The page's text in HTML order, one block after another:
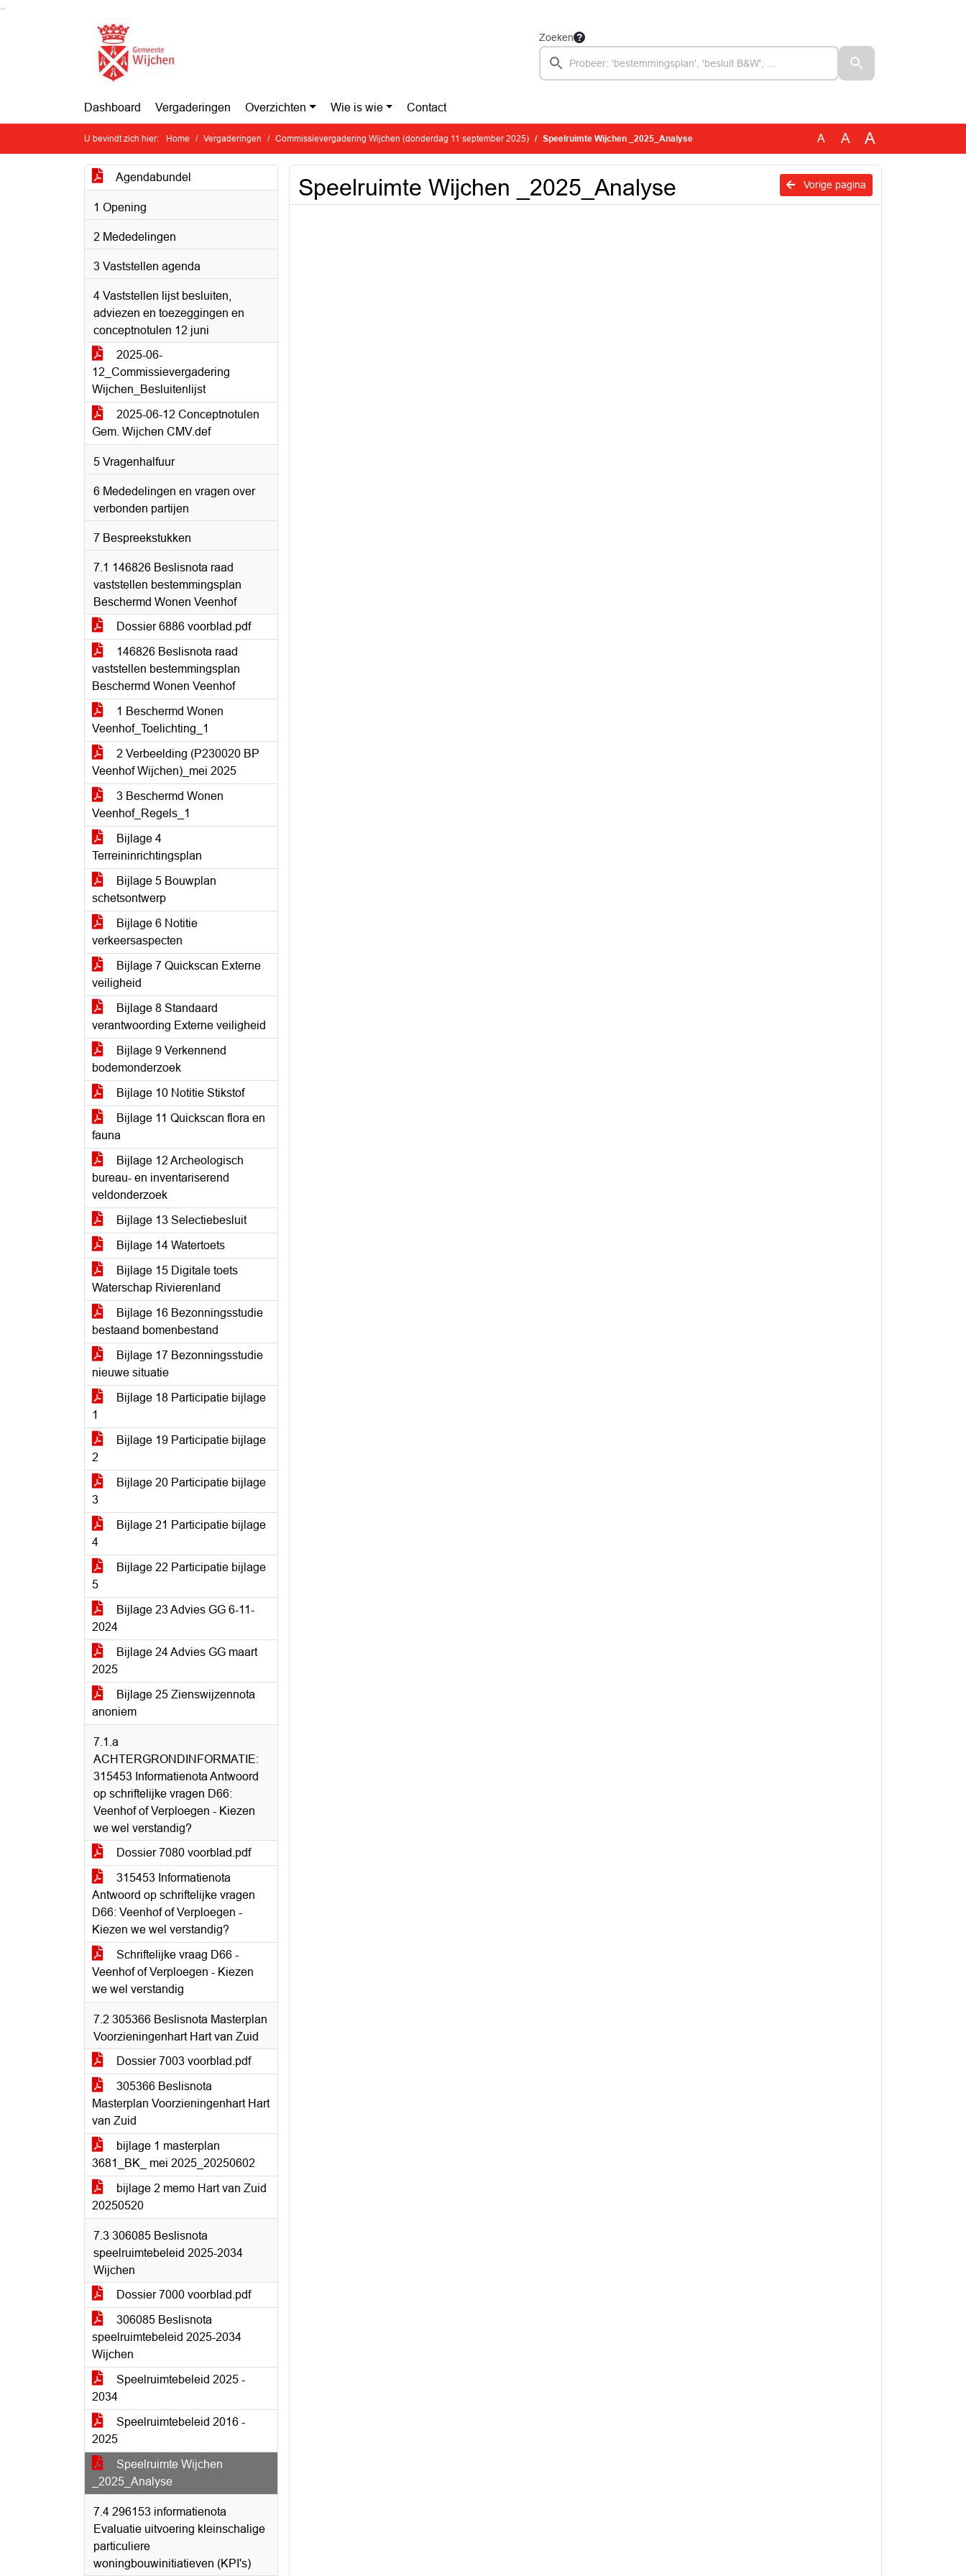
Ga naar de inhoud van deze pagina
Zoeken
Dashboard Vergaderingen Overzichten Wie is wie Contact
U bevindt zich hier: Home Vergaderingen Commissievergadering Wijchen (donderdag 11 september 2025) Speelruimte Wijchen _2025_Analyse A A A
Agendabundel
1 Opening
2 Mededelingen
3 Vaststellen agenda
4 Vaststellen lijst besluiten,
adviezen en toezeggingen en
conceptnotulen 12 juni
2025-06-
12_Commissievergadering
Wijchen_Besluitenlijst
2025-06-12 Conceptnotulen
Gem. Wijchen CMV.def
5 Vragenhalfuur
6 Mededelingen en vragen over
verbonden partijen
7 Bespreekstukken
7.1 146826 Beslisnota raad
vaststellen bestemmingsplan
Beschermd Wonen Veenhof
Dossier 6886 voorblad.pdf
146826 Beslisnota raad
vaststellen bestemmingsplan
Beschermd Wonen Veenhof
1 Beschermd Wonen
Veenhof_Toelichting_1
2 Verbeelding (P230020 BP
Veenhof Wijchen)_mei 2025
3 Beschermd Wonen
Veenhof_Regels_1
Bijlage 4
Terreininrichtingsplan
Bijlage 5 Bouwplan
schetsontwerp
Bijlage 6 Notitie
verkeersaspecten
Bijlage 7 Quickscan Externe
veiligheid
Bijlage 8 Standaard
verantwoording Externe veiligheid
Bijlage 9 Verkennend
bodemonderzoek
Bijlage 10 Notitie Stikstof
Bijlage 11 Quickscan flora en
fauna
Bijlage 12 Archeologisch
bureau- en inventariserend
veldonderzoek
Bijlage 13 Selectiebesluit
Bijlage 14 Watertoets
Bijlage 15 Digitale toets
Waterschap Rivierenland
Bijlage 16 Bezonningsstudie
bestaand bomenbestand
Bijlage 17 Bezonningsstudie
nieuwe situatie
Bijlage 18 Participatie bijlage
1
Bijlage 19 Participatie bijlage
2
Bijlage 20 Participatie bijlage
3
Bijlage 21 Participatie bijlage
4
Bijlage 22 Participatie bijlage
5
Bijlage 23 Advies GG 6-11-
2024
Bijlage 24 Advies GG maart
2025
Bijlage 25 Zienswijzennota
anoniem
7.1.a
ACHTERGRONDINFORMATIE:
315453 Informatienota Antwoord
op schriftelijke vragen D66:
Veenhof of Verploegen - Kiezen
we wel verstandig?
Dossier 7080 voorblad.pdf
315453 Informatienota
Antwoord op schriftelijke vragen
D66: Veenhof of Verploegen -
Kiezen we wel verstandig?
Schriftelijke vraag D66 -
Veenhof of Verploegen - Kiezen
we wel verstandig
7.2 305366 Beslisnota Masterplan
Voorzieningenhart Hart van Zuid
Dossier 7003 voorblad.pdf
305366 Beslisnota
Masterplan Voorzieningenhart Hart
van Zuid
bijlage 1 masterplan
3681_BK_ mei 2025_20250602
bijlage 2 memo Hart van Zuid
20250520
7.3 306085 Beslisnota
speelruimtebeleid 2025-2034
Wijchen
Dossier 7000 voorblad.pdf
306085 Beslisnota
speelruimtebeleid 2025-2034
Wijchen
Speelruimtebeleid 2025 -
2034
Speelruimtebeleid 2016 -
2025
Speelruimte Wijchen
_2025_Analyse
7.4 296153 informatienota
Evaluatie uitvoering kleinschalige
particuliere
woningbouwinitiatieven (KPI's)
Vorige pagina
Speelruimte Wijchen _2025_Analyse